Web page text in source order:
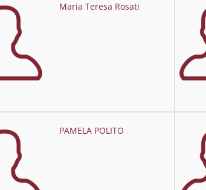
Maria Teresa Rosati
PAMELA POLITO